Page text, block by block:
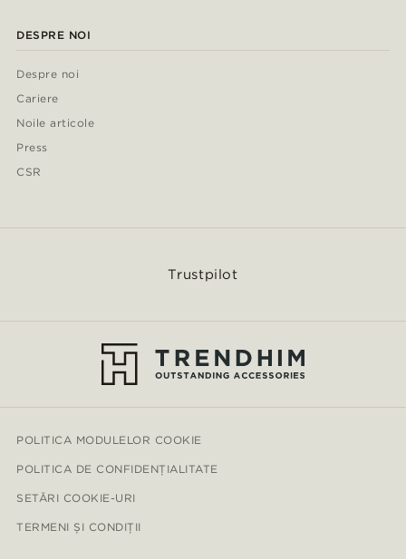
DESPRE NOI
Despre noi
Cariere
Noile articole
Press
CSR
Trustpilot
POLITICA MODULELOR COOKIE
POLITICA DE CONFIDENȚIALITATE
SETĂRI COOKIE-URI
TERMENI ȘI CONDIȚII